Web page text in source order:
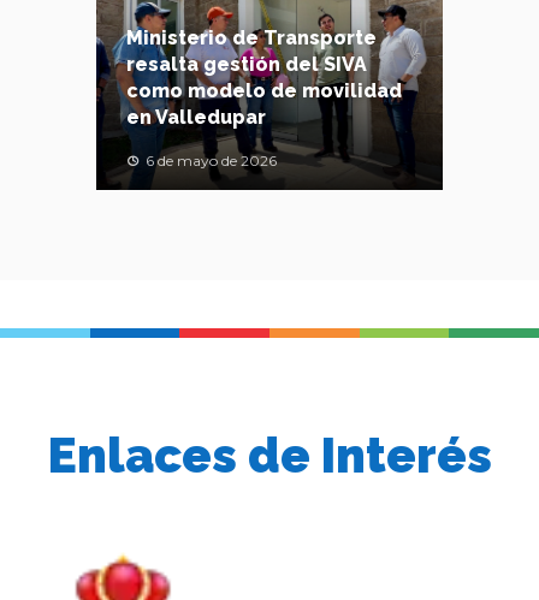
Ministerio de Transporte
resalta gestión del SIVA
como modelo de movilidad
en Valledupar
6 de mayo de 2026
Enlaces de Interés